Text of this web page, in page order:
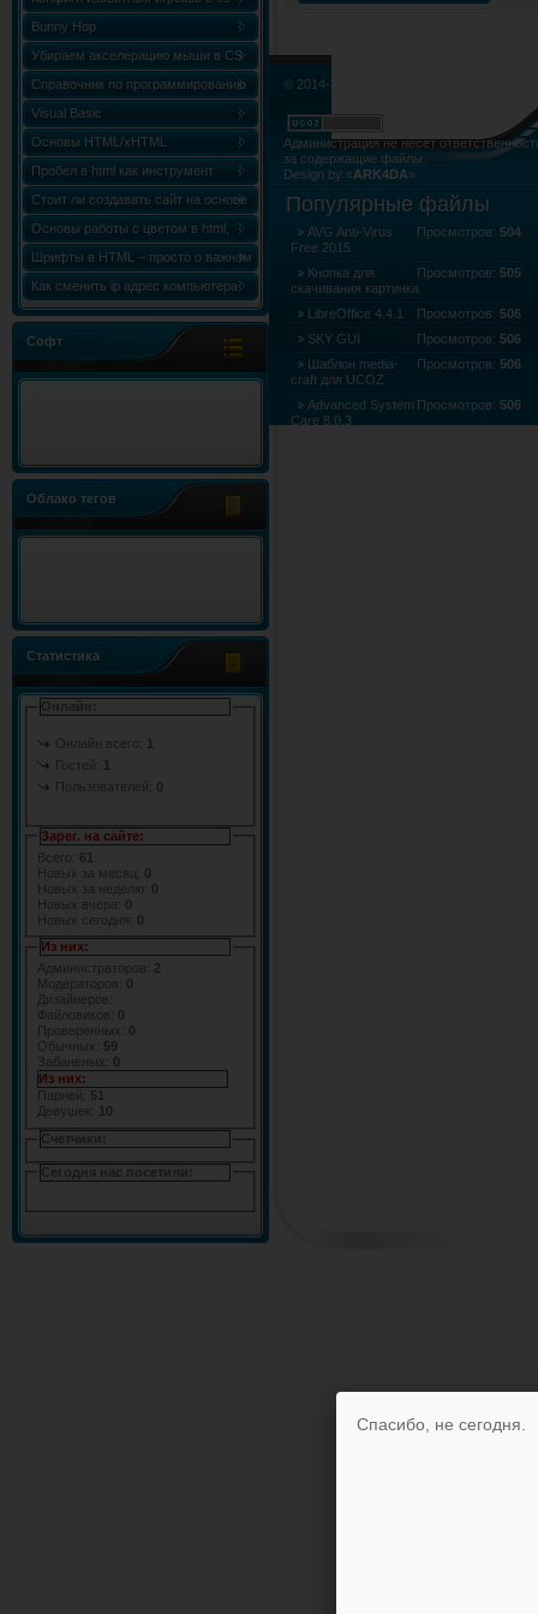
Bunny Hop
Убираем акселерацию мыши в CS
Справочник по программированию
«Сборник статей по C++ (C++
World)»
Visual Basic
Основы HTML/xHTML
Пробел в html как инструмент
форматирования
Стоит ли создавать сайт на основе
html шаблона?
Основы работы с цветом в html,
таблица и коды цветов
Шрифты в HTML – просто о важном
Как сменить ip адрес компьютера
Windows 7
Софт
Облако тегов
Статистика
Онлайн:
Онлайн всего: 1
Гостей: 1
Пользователей: 0
Зарег. на сайте:
Всего: 61
Новых за месяц: 0
Новых за неделю: 0
Новых вчера: 0
Новых сегодня: 0
Из них:
Администраторов: 2
Модераторов: 0
Дизайнеров:
Файловиков: 0
Проверенных: 0
Обычных: 59
Забаненых: 0
Из них:
Парней: 51
Девушек:
10
Счетчики:
Сегодня нас посетили:
© 2014-2015. Все права не нарушены.
Администрация не несёт
за содержащие файлы.
Design by «ARK4DA»
Популярные файлы
Просмотров: 504
AVG Anti-Virus
Free 2015
Просмотров: 505
Кнопка для
скачивания картинка
Просмотров: 506
LibreOffice 4.4.1
Просмотров: 506
SKY GUI
Просмотров: 506
Шаблон media-
craft для UCOZ
Просмотров: 506
Advanced System
Care 8.0.3
Спасибо, не сегодня.